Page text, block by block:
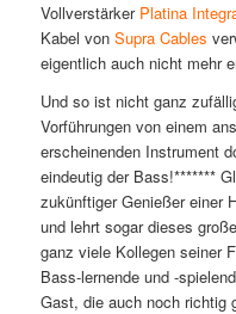
Vollverstärker Platina
Kabel von Supra Cables
eigentlich auch nicht mehr
Und so ist nicht ganz
Vorführungen von einem
erscheinenden Instrument
eindeutig der Bass!*******
zukünftiger Genießer einer
und lehrt sogar dieses
ganz viele Kollegen seiner
Bass-lernende und -
Gast, die auch noch richtig